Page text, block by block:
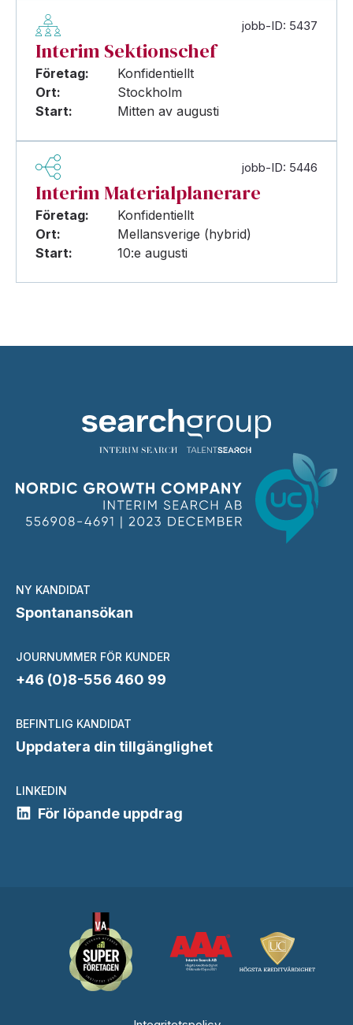
jobb-ID: 5437
Interim Sektionschef
Företag:
Konfidentiellt
Ort:
Stockholm
Start:
Mitten av augusti
jobb-ID: 5446
Interim Materialplanerare
Företag:
Konfidentiellt
Ort:
Mellansverige (hybrid)
Start:
10:e augusti
NY KANDIDAT
Spontanansökan
JOURNUMMER FÖR KUNDER
+46 (0)8-556 460 99
BEFINTLIG KANDIDAT
Uppdatera din tillgänglighet
LINKEDIN
För löpande uppdrag